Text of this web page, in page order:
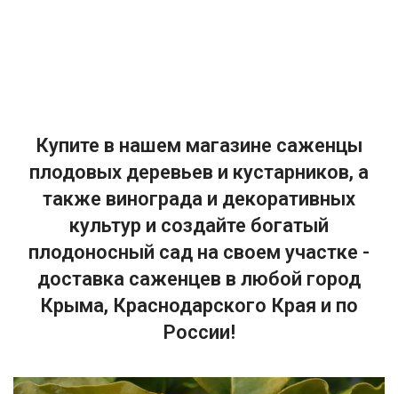
Купите в нашем магазине саженцы
плодовых деревьев и кустарников, а
также винограда и декоративных
культур и создайте богатый
плодоносный сад на своем участке -
доставка саженцев в любой город
Крыма, Краснодарского Края и по
России!